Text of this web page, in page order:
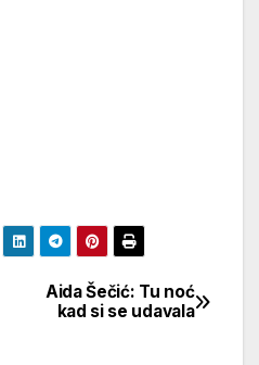
Aida Šečić: Tu noć
kad si se udavala